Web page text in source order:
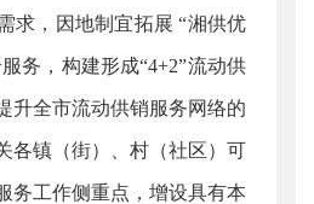
求，因地制宜拓展 “湘供优
务，构建形成“4+2”流动供
升全市流动供销服务网络的
各镇（街）、村（社区）可
务工作侧重点，增设具有本